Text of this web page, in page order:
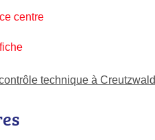
centre
technique à Creutzwald